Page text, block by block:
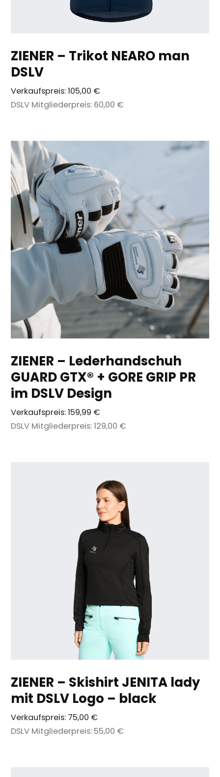
ZIENER – Trikot NEARO man
DSLV
Verkaufspreis:105,00 €
DSLV Mitgliederpreis: 60,00 €
ZIENER – Lederhandschuh
GUARD GTX® + GORE GRIP PR
im DSLV Design
Verkaufspreis:159,99 €
DSLV Mitgliederpreis:129,00 €
ZIENER – Skishirt JENITA lady
mit DSLV Logo – black
Verkaufspreis: 75,00 €
DSLV Mitgliederpreis: 55,00 €